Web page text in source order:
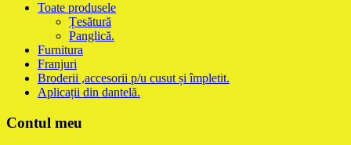
Toate produsele
Țesătură
Panglică.
Furnitura
Franjuri
Broderii ,accesorii p/u cusut și împletit.
Aplicații din dantelă.
Contul meu